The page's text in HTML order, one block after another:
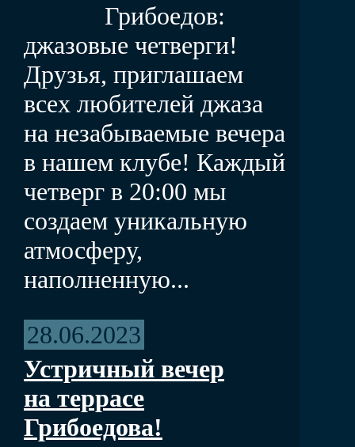
Грибоедов:
джазовые четверги!
Друзья, приглашаем
всех любителей джаза
на незабываемые вечера
в нашем клубе! Каждый
четверг в 20:00 мы
создаем уникальную
атмосферу,
наполненную...
28.06.2023
Устричный вечер
на террасе
Грибоедова!